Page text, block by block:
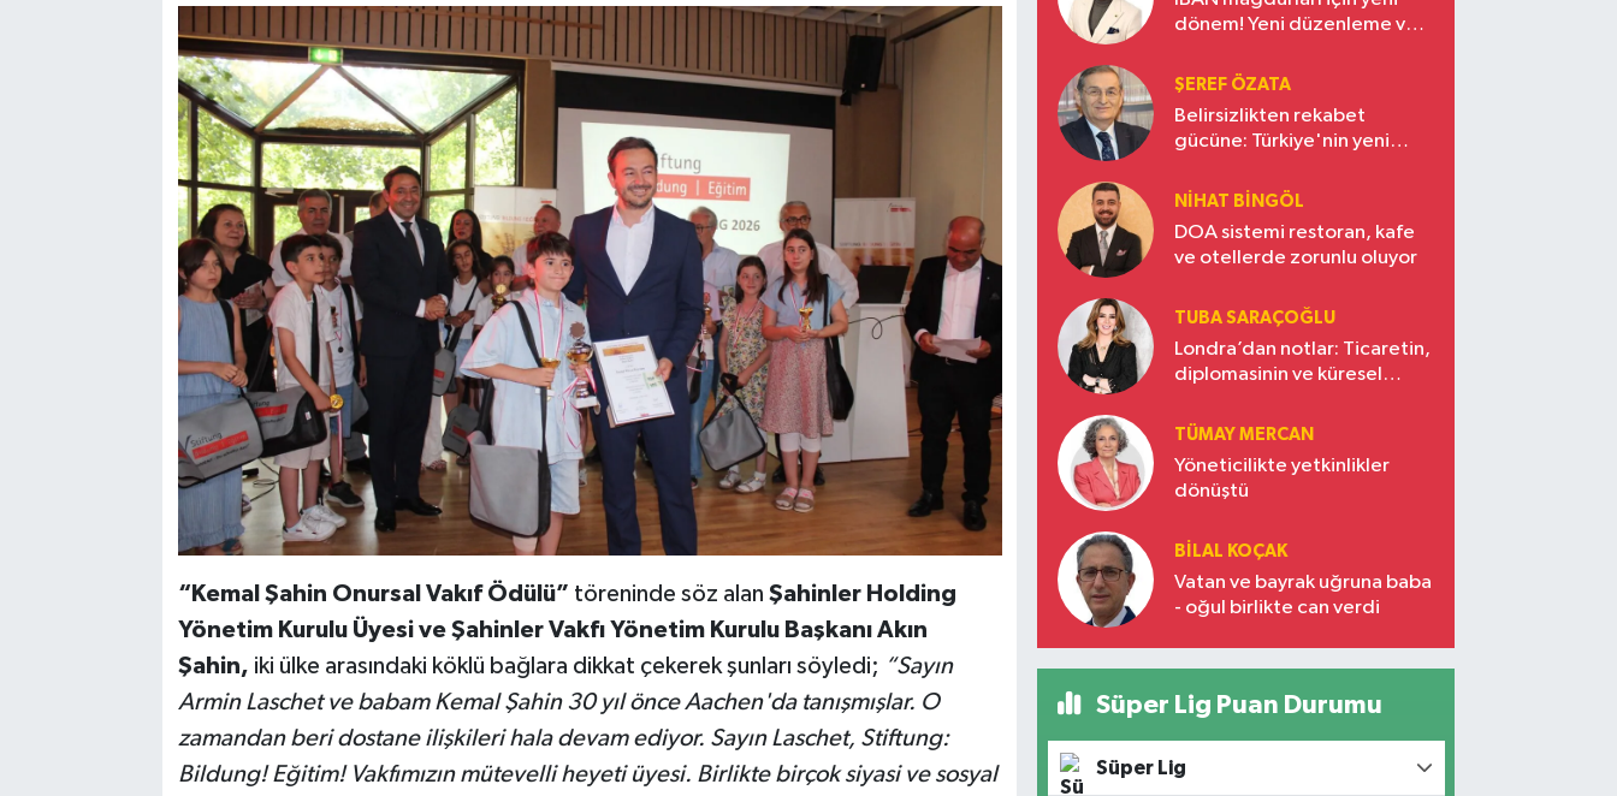
“Kemal Şahin Onursal Vakıf Ödülü” töreninde söz alan Şahinler Holding
Yönetim Kurulu Üyesi ve Şahinler Vakfı Yönetim Kurulu Başkanı Akın
Şahin, iki ülke arasındaki köklü bağlara dikkat çekerek şunları söyledi; “Sayın
Armin Laschet ve babam Kemal Şahin 30 yıl önce Aachen'da tanışmışlar. O
zamandan beri dostane ilişkileri hala devam ediyor. Sayın Laschet, Stiftung:
Bildung! Eğitim! Vakfımızın mütevelli heyeti üyesi. Birlikte birçok siyasi ve sosyal
dönem! Yeni düzenleme ve
ŞEREF ÖZATA
Belirsizlikten rekabet
gücüne: Türkiye'nin yeni
NIHAT BINGÖL
DOA sistemi restoran, kafe
ve otellerde zorunlu oluyor
TUBA SARAÇOĞLU
Londra’dan notlar: Ticaretin,
diplomasinin ve küresel
Türkiye’nin yükselen gücü
TÜMAY MERCAN
Yöneticilikte yetkinlikler
dönüştü
BILAL KOÇAK
Vatan ve bayrak uğruna baba
- oğul birlikte can verdi
Süper Lig Puan Durumu
Süper Lig